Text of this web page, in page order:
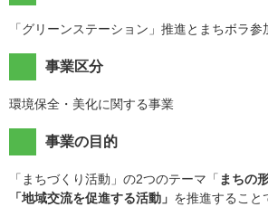
「グリーンステーション」推進とまちボラ参
事業区分
環境保全・美化に関する事業
事業の目的
「まちづくり活動」の2つのテーマ「 まちの
「地域交流を促進する活動」 を推進すること